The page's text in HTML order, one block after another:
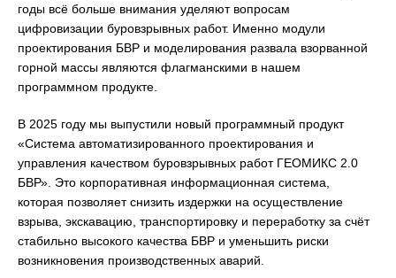
годы всё больше внимания уделяют вопросам
цифровизации буровзрывных работ. Именно модули
проектирования БВР и моделирования развала взорванной
горной массы являются флагманскими в нашем
программном продукте.
В 2025 году мы выпустили новый программный продукт
«Система автоматизированного проектирования и
управления качеством буровзрывных работ ГЕОМИКС 2.0
БВР». Это корпоративная информационная система,
которая позволяет снизить издержки на осуществление
взрыва, экскавацию, транспортировку и переработку за счёт
стабильно высокого качества БВР и уменьшить риски
возникновения производственных аварий.